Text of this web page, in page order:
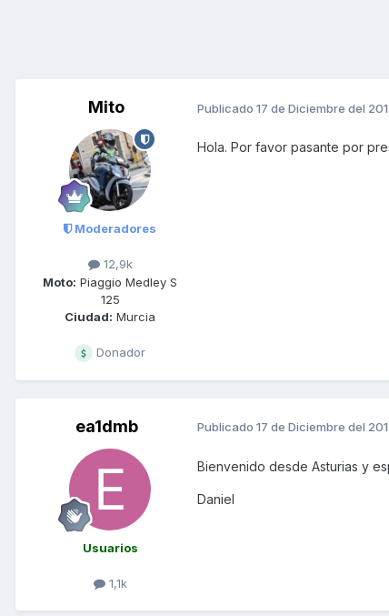
Mito
Moderadores
12,9k
Moto: Piaggio Medley S
125
Ciudad: Murcia
Donador
Publicado 17 de Diciembre del
Hola. Por favor pasante por
ea1dmb
Usuarios
1,1k
Publicado 17 de Diciembre del
Bienvenido desde Asturias y
Daniel